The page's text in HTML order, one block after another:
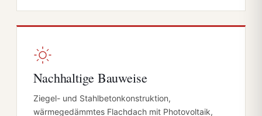
Nachhaltige Bauweise
Ziegel- und Stahlbetonkonstruktion,
wärmegedämmtes Flachdach mit Photovoltaik,